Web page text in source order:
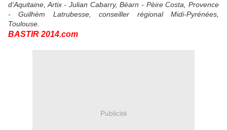
d’Aquitaine, Artix - Julian Cabarry, Béarn - Pèire Costa, Provence
- Guilhèm Latrubesse, conseiller régional Midi-Pyrénées,
Toulouse.
BASTIR 2014.com
Publicité